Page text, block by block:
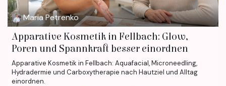
Maria Petrenko
Apparative Kosmetik in Fellbach: Glow,
Poren und Spannkraft besser einordnen
Apparative Kosmetik in Fellbach: Aquafacial, Microneedling,
Hydradermie und Carboxytherapie nach Hautziel und Alltag
einordnen.